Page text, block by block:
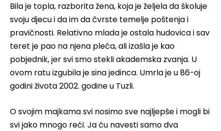
Bila je topla, razborita žena, koja je željela da školuje
svoju djecu i da im da čvrste temelje poštenja i
pravičnosti. Relativno mlada je ostala hudovica i sav
teret je pao na njena pleća, ali izašla je kao
pobjednik, jer svi smo stekli akademska zvanja. U
ovom ratu izgubila je sina jedinca. Umrla je u 86-oj
godini života 2002. godine u Tuzli.
O svojim majkama svi nosimo sve najljepše i mogli bi
svi jako mnogo reći. Ja ću navesti samo dva